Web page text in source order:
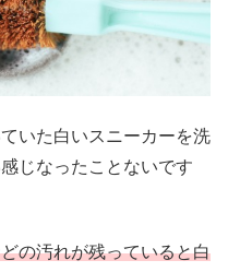
いた白いスニーカーを洗
じなったことないです
の汚れが残っていると白